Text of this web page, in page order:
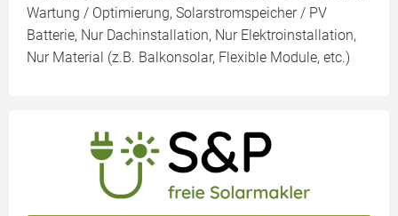
Wartung / Optimierung, Solarstromspeicher / PV
Batterie, Nur Dachinstallation, Nur Elektroinstallation,
Nur Material (z.B. Balkonsolar, Flexible Module, etc.)